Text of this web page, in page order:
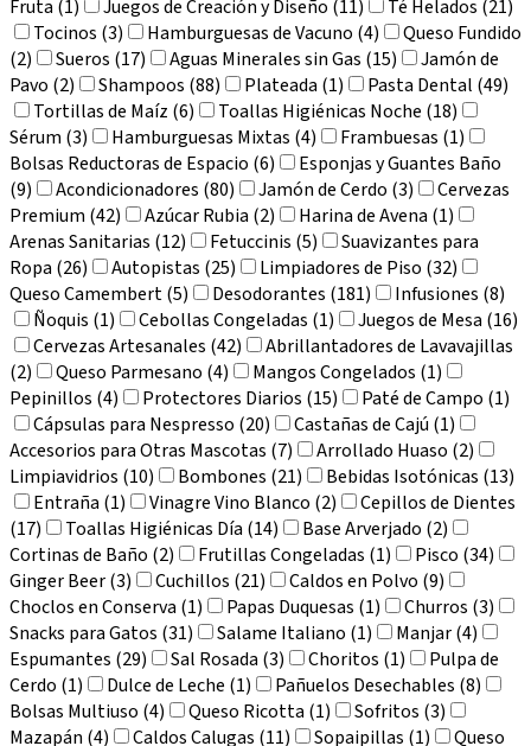
Fruta (1)
Juegos de Creación y Diseño (11)
Té Helados (21)
Tocinos (3)
Hamburguesas de Vacuno (4)
Queso Fundido
(2)
Sueros (17) Aguas Minerales sin Gas (15)
Jamón de
Pavo (2)
Shampoos (88) Plateada (1)
Pasta Dental (49)
Tortillas de Maíz (6)
Toallas Higiénicas Noche (18)
Sérum (3)
Hamburguesas Mixtas (4)
Frambuesas (1)
Bolsas Reductoras de Espacio (6)
Esponjas y Guantes Baño
(9)
Acondicionadores (80) Jamón de Cerdo (3)
Cervezas
Premium (42)
Azúcar Rubia (2)
Harina de Avena (1)
Arenas Sanitarias (12)
Fetuccinis (5)
Suavizantes para
Ropa (26)
Autopistas (25)
Limpiadores de Piso (32)
Queso Camembert (5)
Desodorantes (181)
Infusiones (8)
Ñoquis (1)
Cebollas Congeladas (1)
Juegos de Mesa (16)
Cervezas Artesanales (42)
Abrillantadores de Lavavajillas
(2)
Queso Parmesano (4)
Mangos Congelados (1)
Pepinillos (4)
Protectores Diarios (15)
Paté de Campo (1)
Cápsulas para Nespresso (20)
Castañas de Cajú (1)
Accesorios para Otras Mascotas (7)
Arrollado Huaso (2)
Limpiavidrios (10)
Bombones (21)
Bebidas Isotónicas (13)
Entraña (1)
Vinagre Vino Blanco (2)
Cepillos de Dientes
(17)
Toallas Higiénicas Día (14)
Base Arverjado (2)
Cortinas de Baño (2)
Frutillas Congeladas (1)
Pisco (34)
Ginger Beer (3)
Cuchillos (21)
Caldos en Polvo (9)
Choclos en Conserva (1)
Papas Duquesas (1)
Churros (3)
Snacks para Gatos (31)
Salame Italiano (1)
Manjar (4)
Espumantes (29)
Sal Rosada (3) Choritos (1)
Pulpa de
Cerdo (1)
Dulce de Leche (1)
Pañuelos Desechables (8)
Bolsas Multiuso (4)
Queso Ricotta (1)
Sofritos (3)
Mazapán (4)
Caldos Calugas (11) Sopaipillas (1)
Queso